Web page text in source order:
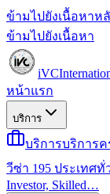
ข้ามไปยังเนื้อหาห
ข้ามไปยังเนื้อหา
iVC
หน้าแรก
บริการ
บริการบริการค
วีซ่า 195 ประเทศทั่
Investor, Skilled…